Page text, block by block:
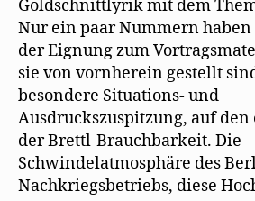
Goldschnittlyrik mit dem
Nur ein paar Nummern
der Eignung zum
sie von vornherein gestellt
besondere Situations- und
Ausdruckszuspitzung, auf
der Brettl-Brauchbarkeit. Die
Schwindelatmosphäre des
Nachkriegsbetriebs, diese